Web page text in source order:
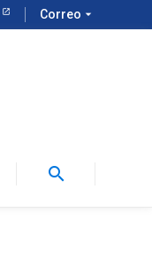
Correo arrow_drop_down
search